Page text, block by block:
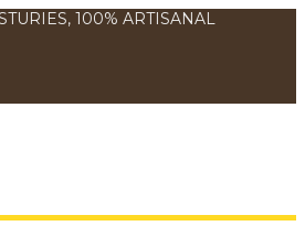
100% ARTISANAL